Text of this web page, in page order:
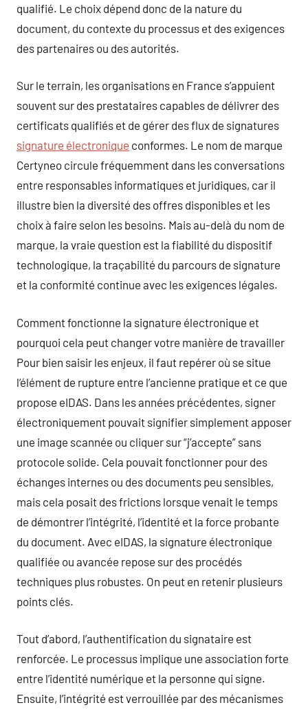
qualifié. Le choix dépend donc de la nature du
document, du contexte du processus et des exigences
des partenaires ou des autorités.
Sur le terrain, les organisations en France s’appuient
souvent sur des prestataires capables de délivrer des
certificats qualifiés et de gérer des flux de signatures
signature électronique conformes. Le nom de marque
Certyneo circule fréquemment dans les conversations
entre responsables informatiques et juridiques, car il
illustre bien la diversité des offres disponibles et les
choix à faire selon les besoins. Mais au-delà du nom de
marque, la vraie question est la fiabilité du dispositif
technologique, la traçabilité du parcours de signature
et la conformité continue avec les exigences légales.
Comment fonctionne la signature électronique et
pourquoi cela peut changer votre manière de travailler
Pour bien saisir les enjeux, il faut repérer où se situe
l’élément de rupture entre l’ancienne pratique et ce que
propose eIDAS. Dans les années précédentes, signer
électroniquement pouvait signifier simplement apposer
une image scannée ou cliquer sur “j’accepte” sans
protocole solide. Cela pouvait fonctionner pour des
échanges internes ou des documents peu sensibles,
mais cela posait des frictions lorsque venait le temps
de démontrer l’intégrité, l’identité et la force probante
du document. Avec eIDAS, la signature électronique
qualifiée ou avancée repose sur des procédés
techniques plus robustes. On peut en retenir plusieurs
points clés.
Tout d’abord, l’authentification du signataire est
renforcée. Le processus implique une association forte
entre l’identité numérique et la personne qui signe.
Ensuite, l’intégrité est verrouillée par des mécanismes